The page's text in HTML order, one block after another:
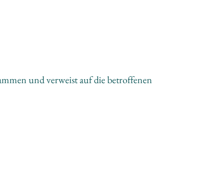
und verweist auf die betroffenen